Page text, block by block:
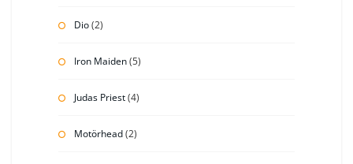
Dio(2)
Iron Maiden(5)
Judas Priest(4)
Motörhead(2)